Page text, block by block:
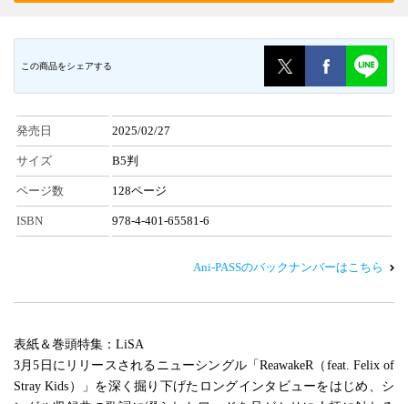
この商品をシェアする
発売日 2025/02/27
サイズ B5判
ページ数 128ページ
ISBN 978-4-401-65581-6
Ani-PASSのバックナンバーはこちら
表紙＆巻頭特集：LiSA
3月5日にリリースされるニューシングル「ReawakeR（feat. Felix of
Stray Kids）」を深く掘り下げたロングインタビューをはじめ、シ